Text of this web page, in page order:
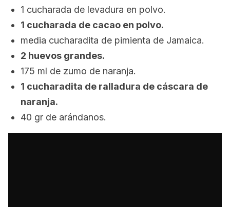
1 cucharada de levadura en polvo.
1 cucharada de cacao en polvo.
media cucharadita de pimienta de Jamaica.
2 huevos grandes.
175 ml de zumo de naranja.
1 cucharadita de ralladura de cáscara de
naranja.
40 gr de arándanos.